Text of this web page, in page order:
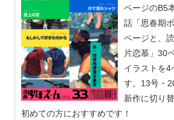
ページのB5
話「思春期
ページと、
片恋慕」30
イラストを4
す。13号・
新作に切り
初めての方におすすめです！